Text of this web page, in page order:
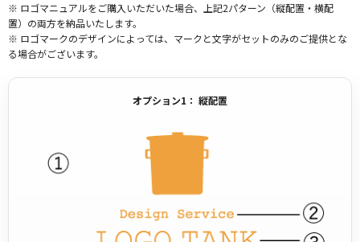
※ ロゴマニュアルをご購入いただいた場合、上記2パターン（縦配置・横配
置）の両方を納品いたします。
※ ロゴマークのデザインによっては、マークと文字がセットのみのご提供とな
る場合がございます。
オプション1： 縦配置